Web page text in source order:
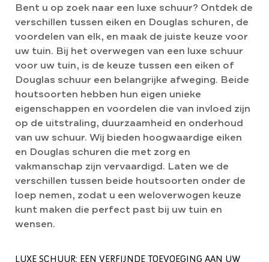
Bent u op zoek naar een luxe schuur? Ontdek de
verschillen tussen eiken en Douglas schuren, de
voordelen van elk, en maak de juiste keuze voor
uw tuin. Bij het overwegen van een luxe schuur
voor uw tuin, is de keuze tussen een eiken of
Douglas schuur een belangrijke afweging. Beide
houtsoorten hebben hun eigen unieke
eigenschappen en voordelen die van invloed zijn
op de uitstraling, duurzaamheid en onderhoud
van uw schuur. Wij bieden hoogwaardige eiken
en Douglas schuren die met zorg en
vakmanschap zijn vervaardigd. Laten we de
verschillen tussen beide houtsoorten onder de
loep nemen, zodat u een weloverwogen keuze
kunt maken die perfect past bij uw tuin en
wensen.
LUXE SCHUUR: EEN VERFIJNDE TOEVOEGING AAN UW